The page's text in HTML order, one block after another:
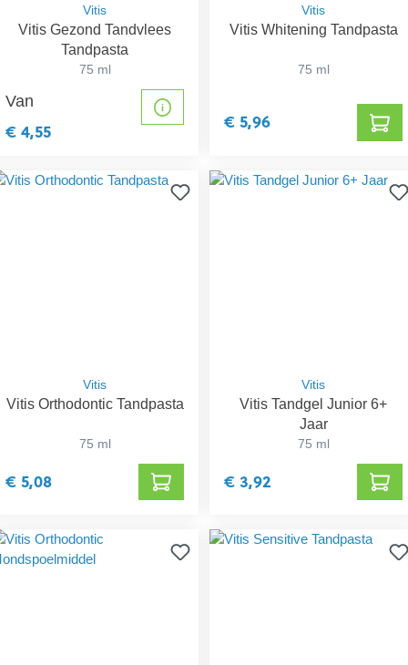
Vitis
Vitis Gezond Tandvlees
Tandpasta
75 ml
Van
€ 4,55
Vitis
Vitis Whitening Tandpasta
75 ml
€ 5,96
Vitis
Vitis Orthodontic Tandpasta
75 ml
€ 5,08
Vitis
Vitis Tandgel Junior 6+
Jaar
75 ml
€ 3,92